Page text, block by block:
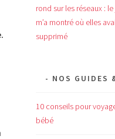
rond sur les réseaux :
m’a montré où elles
supprimé
NOS GUIDES
10 conseils pour
bébé